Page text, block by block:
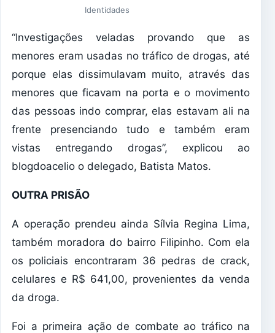
Identidades
“Investigações veladas provando que as
menores eram usadas no tráfico de drogas, até
porque elas dissimulavam muito, através das
menores que ficavam na porta e o movimento
das pessoas indo comprar, elas estavam ali na
frente presenciando tudo e também eram
vistas entregando drogas”, explicou ao
blogdoacelio o delegado, Batista Matos.
OUTRA PRISÃO
A operação prendeu ainda Sílvia Regina Lima,
também moradora do bairro Filipinho. Com ela
os policiais encontraram 36 pedras de crack,
celulares e R$ 641,00, provenientes da venda
da droga.
Foi a primeira ação de combate ao tráfico na